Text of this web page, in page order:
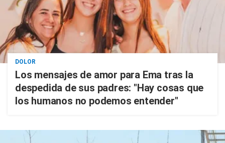
DOLOR
Los mensajes de amor para Ema tras la
despedida de sus padres: "Hay cosas que
los humanos no podemos entender"